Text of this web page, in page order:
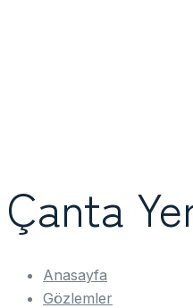
Çanta
Anasayfa
Gözlemler